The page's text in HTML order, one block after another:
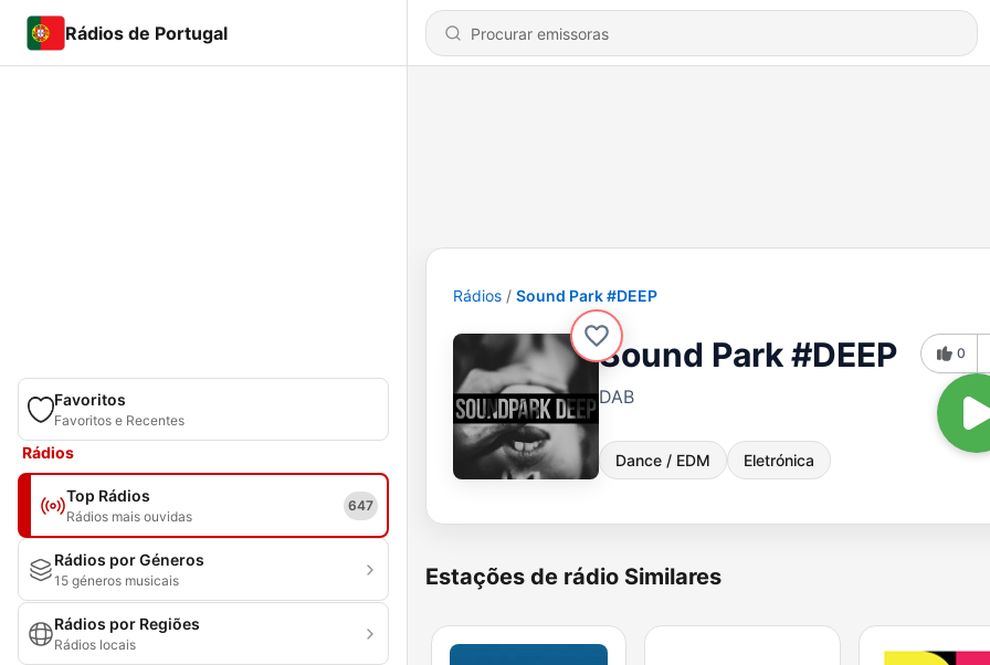
Rádios de Portugal
Favoritos
Favoritos e Recentes
Rádios
Top Rádios
Rádios mais ouvidas
647
Rádios por Géneros
15 géneros musicais
Rádios por Regiões
Rádios locais
Rádios Sound Park #DEEP
Sound Park #DEEP
DAB
Dance / EDM Eletrónica
0
Estações de rádio Similares